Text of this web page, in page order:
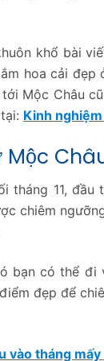
khổ bài
hoa cải đẹp
Mộc Châu
Kinh
tháng 11, đầu
chiêm
bạn có thể
đẹp để
vào tháng